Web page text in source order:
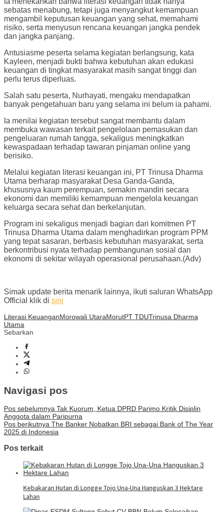
sebatas menabung, tetapi juga menyangkut kemampuan
mengambil keputusan keuangan yang sehat, memahami
risiko, serta menyusun rencana keuangan jangka pendek
dan jangka panjang.
Antusiasme peserta selama kegiatan berlangsung, kata
Kayleen, menjadi bukti bahwa kebutuhan akan edukasi
keuangan di tingkat masyarakat masih sangat tinggi dan
perlu terus diperluas.
Salah satu peserta, Nurhayati, mengaku mendapatkan
banyak pengetahuan baru yang selama ini belum ia pahami.
Ia menilai kegiatan tersebut sangat membantu dalam
membuka wawasan terkait pengelolaan pemasukan dan
pengeluaran rumah tangga, sekaligus meningkatkan
kewaspadaan terhadap tawaran pinjaman online yang
berisiko.
Melalui kegiatan literasi keuangan ini, PT Trinusa Dharma
Utama berharap masyarakat Desa Ganda-Ganda,
khususnya kaum perempuan, semakin mandiri secara
ekonomi dan memiliki kemampuan mengelola keuangan
keluarga secara sehat dan berkelanjutan.
Program ini sekaligus menjadi bagian dari komitmen PT
Trinusa Dharma Utama dalam menghadirkan program PPM
yang tepat sasaran, berbasis kebutuhan masyarakat, serta
berkontribusi nyata terhadap pembangunan sosial dan
ekonomi di sekitar wilayah operasional perusahaan.(Adv)
Simak update berita menarik lainnya, ikuti saluran WhatsApp
Official klik di sini
Literasi KeuanganMorowali UtaraMorutPT TDUTrinusa Dharma
Utama
Sebarkan
Navigasi pos
Pos sebelumnya Tak Kuorum, Ketua DPRD Parimo Kritik Disiplin
Anggota dalam Paripurna
Pos berikutnya The Banker Nobatkan BRI sebagai Bank of The Year
2025 di Indonesia
Pos terkait
Kebakaran Hutan di Longge Tojo Una-Una Hanguskan 3 Hektare
Lahan